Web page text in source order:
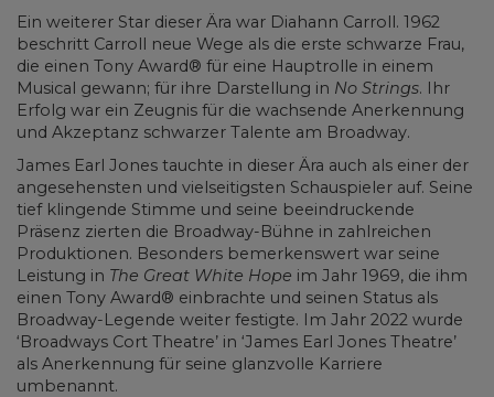
Ein weiterer Star dieser Ära war Diahann Carroll. 1962
beschritt Carroll neue Wege als die erste schwarze Frau,
die einen Tony Award® für eine Hauptrolle in einem
Musical gewann; für ihre Darstellung in No Strings. Ihr
Erfolg war ein Zeugnis für die wachsende Anerkennung
und Akzeptanz schwarzer Talente am Broadway.
James Earl Jones tauchte in dieser Ära auch als einer der
angesehensten und vielseitigsten Schauspieler auf. Seine
tief klingende Stimme und seine beeindruckende
Präsenz zierten die Broadway-Bühne in zahlreichen
Produktionen. Besonders bemerkenswert war seine
Leistung in The Great White Hope im Jahr 1969, die ihm
einen Tony Award® einbrachte und seinen Status als
Broadway-Legende weiter festigte. Im Jahr 2022 wurde
‘Broadways Cort Theatre’ in ‘James Earl Jones Theatre’
als Anerkennung für seine glanzvolle Karriere
umbenannt.